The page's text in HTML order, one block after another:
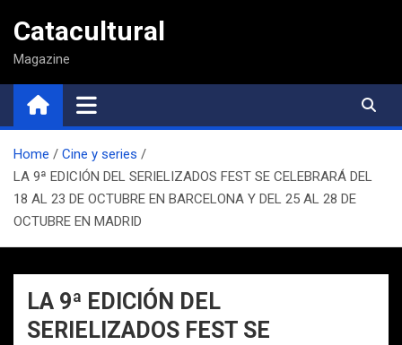
contenido
Catacultural
Magazine
Home
Cine y series
LA 9ª EDICIÓN DEL SERIELIZADOS FEST SE CELEBRARÁ DEL
18 AL 23 DE OCTUBRE EN BARCELONA Y DEL 25 AL 28 DE
OCTUBRE EN MADRID
LA 9ª EDICIÓN DEL
SERIELIZADOS FEST SE